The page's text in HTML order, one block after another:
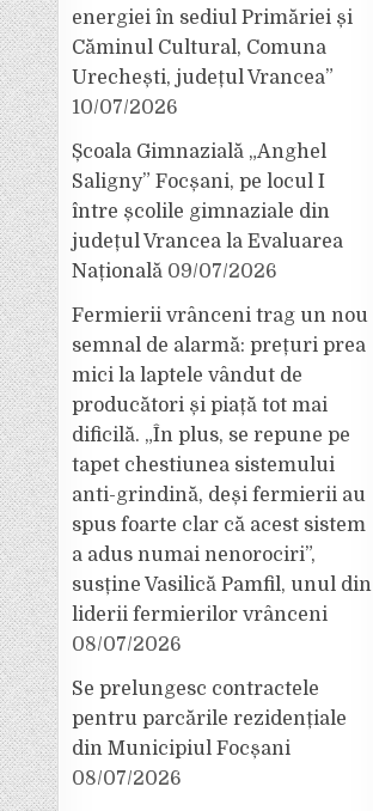
energiei în sediul Primăriei și
Căminul Cultural, Comuna
Urechești, județul Vrancea”
10/07/2026
Școala Gimnazială „Anghel
Saligny” Focșani, pe locul I
între școlile gimnaziale din
județul Vrancea la Evaluarea
Națională 09/07/2026
Fermierii vrânceni trag un nou
semnal de alarmă: prețuri prea
mici la laptele vândut de
producători și piață tot mai
dificilă. „În plus, se repune pe
tapet chestiunea sistemului
anti-grindină, deși fermierii au
spus foarte clar că acest sistem
a adus numai nenorociri”,
susține Vasilică Pamfil, unul din
liderii fermierilor vrânceni
08/07/2026
Se prelungesc contractele
pentru parcările rezidențiale
din Municipiul Focșani
08/07/2026